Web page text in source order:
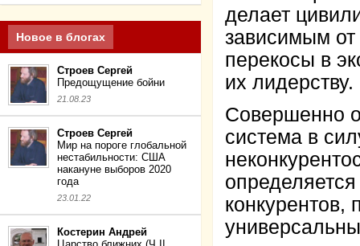
Новое в блогах
Строев Сергей
Предощущение бойни
21.08.23
Строев Сергей
Мир на пороге глобальной
нестабильности: США
накануне выборов 2020
года
23.01.22
Костерин Андрей
делает
зависимым
перекосы в
их лидерству.
Совершенно
система в
конкурентов,